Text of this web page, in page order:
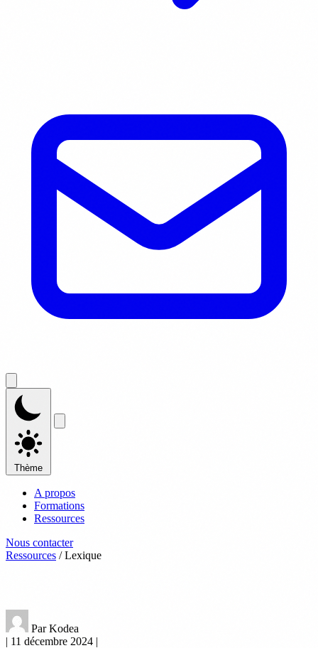
Thème
A propos
Formations
Ressources
Nous contacter
Ressources / Lexique
Par Kodea
| 11 décembre 2024 |